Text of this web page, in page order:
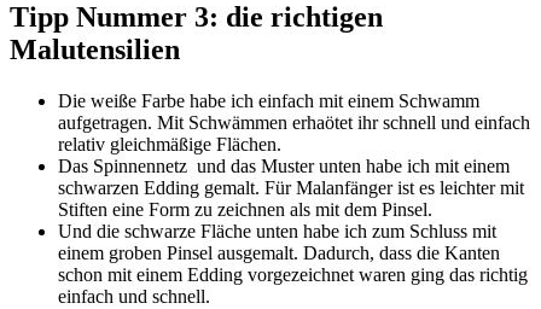
Tipp Nummer 3: die richtigen
Malutensilien
Die weiße Farbe habe ich einfach mit einem Schwamm
aufgetragen. Mit Schwämmen erhaötet ihr schnell und einfach
relativ gleichmäßige Flächen.
Das Spinnennetz und das Muster unten habe ich mit einem
schwarzen Edding gemalt. Für Malanfänger ist es leichter mit
Stiften eine Form zu zeichnen als mit dem Pinsel.
Und die schwarze Fläche unten habe ich zum Schluss mit
einem groben Pinsel ausgemalt. Dadurch, dass die Kanten
schon mit einem Edding vorgezeichnet waren ging das richtig
einfach und schnell.